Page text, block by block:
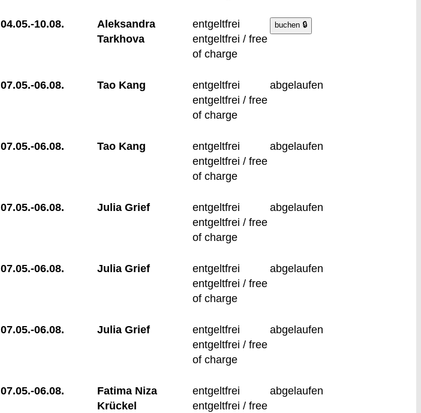
04.05.-10.08.
Aleksandra
Tarkhova
entgeltfrei
entgeltfrei / free
of charge
07.05.-06.08. Tao Kang
entgeltfrei
entgeltfrei / free
of charge
abgelaufen
07.05.-06.08. Tao Kang
entgeltfrei
entgeltfrei / free
of charge
abgelaufen
07.05.-06.08. Julia Grief
entgeltfrei
entgeltfrei / free
of charge
abgelaufen
07.05.-06.08. Julia Grief
entgeltfrei
entgeltfrei / free
of charge
abgelaufen
07.05.-06.08. Julia Grief
entgeltfrei
entgeltfrei / free
of charge
abgelaufen
07.05.-06.08.
Fatima Niza
Krückel
entgeltfrei
entgeltfrei / free
abgelaufen